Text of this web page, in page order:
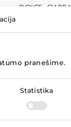
pranešime.
Statistika